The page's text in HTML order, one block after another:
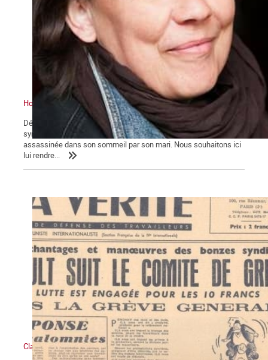
Hommage à Frédérique
Début août, notre camarade et amie, Frédérique Mulot,
sympathisante de la Commune, décédait à 52 ans, atrocement
assassinée dans son sommeil par son mari. Nous souhaitons ici
lui rendre...
Claude Monnier (1929-2017), militant ouvrier internationaliste